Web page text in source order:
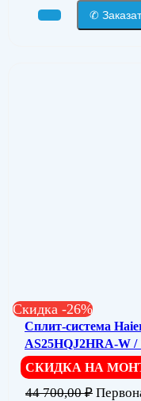
✆
Скидка -26%
Сплит-система
AS25HQJ2HRA-W /
СКИДКА НА
44 700,00₽